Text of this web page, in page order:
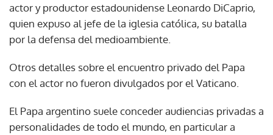
actor y productor estadounidense Leonardo DiCaprio,
quien expuso al jefe de la iglesia católica, su batalla
por la defensa del medioambiente.
Otros detalles sobre el encuentro privado del Papa
con el actor no fueron divulgados por el Vaticano.
El Papa argentino suele conceder audiencias privadas a
personalidades de todo el mundo, en particular a